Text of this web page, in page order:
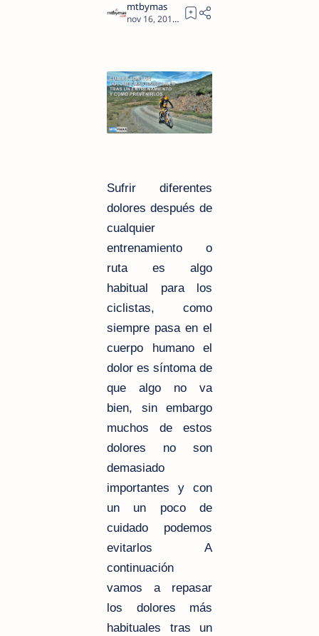
9
Sufrir diferentes
dolores después de
cualquier
entrenamiento o
ruta es algo
habitual para los
ciclistas, como
siempre pasa en el
cuerpo humano el
dolor es síntoma de
que algo no va
bien, sin embargo
muchos de estos
dolores no son
demasiado
importantes y con
un un poco de
cuidado podemos
evitarlos A
continuación
vamos a repasar
los dolores más
habituales tras un